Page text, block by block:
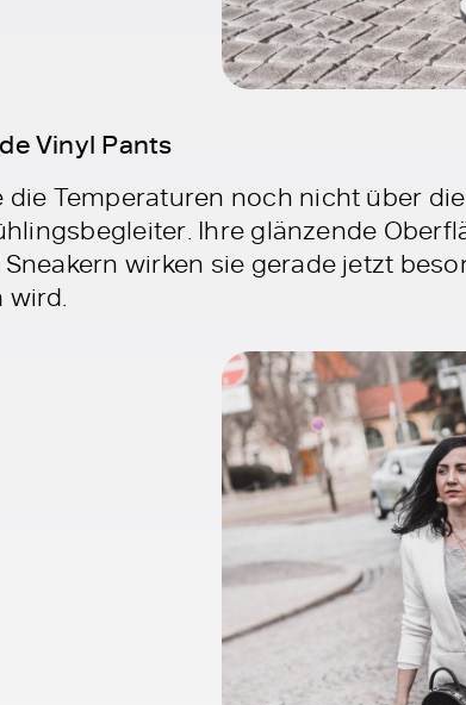
Vinyl Pants
die Temperaturen noch nicht über
Ihre glänzende
wirken sie gerade jetzt